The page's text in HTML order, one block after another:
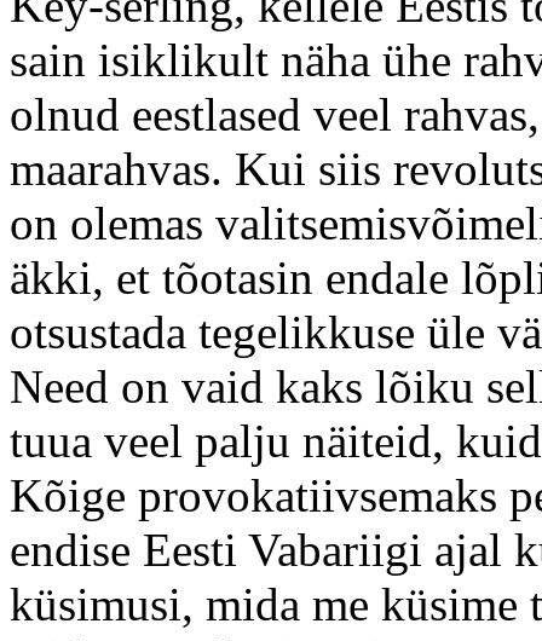
sain isiklikult näha ühe
olnud eestlased veel
maarahvas. Kui siis
on olemas
äkki, et tõotasin endale
otsustada tegelikkuse üle
Need on vaid kaks lõiku
tuua veel palju näiteid,
Kõige provokatiivsemaks
endise Eesti Vabariigi ajal
küsimusi, mida me küsime